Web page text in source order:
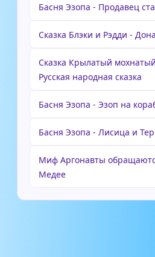
Басня Эзопа - Продавец
Сказка Блэки и Рэдди -
Сказка Крылатый
Русская народная сказка
Басня Эзопа - Эзоп на
Басня Эзопа - Лисица и
Миф Аргонавты
Медее